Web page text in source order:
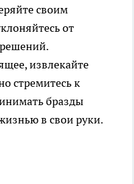
своим
от
извлекайте
стремитесь к
бразды
в свои руки.